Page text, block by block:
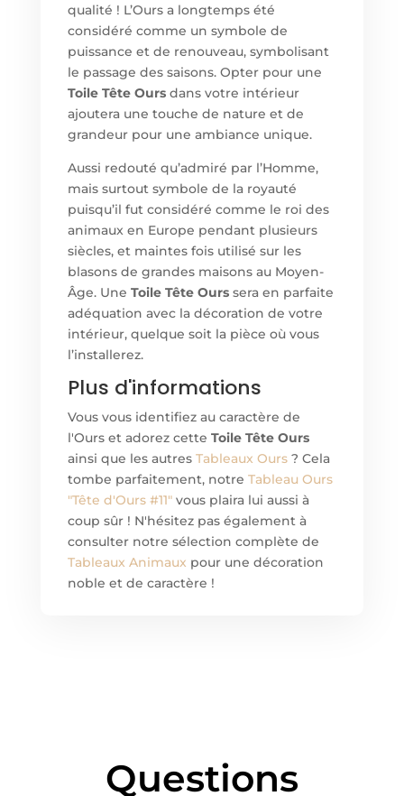
qualité ! L’Ours a longtemps été
considéré comme un symbole de
puissance et de renouveau, symbolisant
le passage des saisons. Opter pour une
Toile Tête Oursdans votre intérieur
ajoutera une touche de nature et de
grandeur pour une ambiance unique.
Aussi redouté qu’admiré par l’Homme,
mais surtout symbole de la royauté
puisqu’il fut considéré comme le roi des
animaux en Europe pendant plusieurs
siècles, et maintes fois utilisé sur les
blasons de grandes maisons au Moyen-
Âge. Une Toile Tête Ourssera en parfaite
adéquation avec la décoration de votre
intérieur, quelque soit la pièce où vous
l’installerez.
Plus d'informations
Vous vous identifiez au caractère de
l'Ours et adorez cette Toile Tête Ours
ainsi que les autres Tableaux Ours? Cela
tombe parfaitement, notre Tableau Ours
"Tête d'Ours #11"vous plaira lui aussi à
coup sûr ! N'hésitez pas également à
consulter notre sélection complète de
Tableaux Animaux pour une décoration
noble et de caractère !
Questions